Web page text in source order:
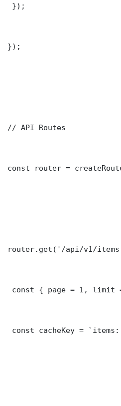
});
});
// API Routes
const router =
router.get('/api/v1/
const { page = 1, limit
const cacheKey =